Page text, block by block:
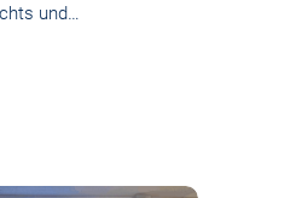
und…